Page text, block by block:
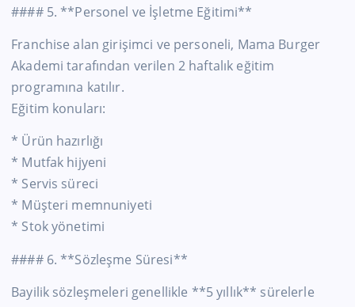
#### 5. **Personel ve İşletme Eğitimi**
Franchise alan girişimci ve personeli, Mama Burger
Akademi tarafından verilen 2 haftalık eğitim
programına katılır.
Eğitim konuları:
* Ürün hazırlığı
* Mutfak hijyeni
* Servis süreci
* Müşteri memnuniyeti
* Stok yönetimi
#### 6. **Sözleşme Süresi**
Bayilik sözleşmeleri genellikle **5 yıllık** sürelerle